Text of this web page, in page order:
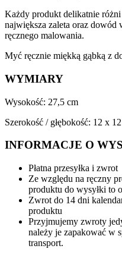
Każdy produkt delikatnie różni
największa zaleta oraz dowód
ręcznego malowania.
Myć ręcznie miękką gąbką z
WYMIARY
Wysokość: 27,5 cm
Szerokość / głębokość: 12 x
INFORMACJE O
Płatna przesyłka i zwrot
Ze względu na ręczny
produktu do wysyłki to
Zwrot do 14 dni
produktu
Przyjmujemy zwroty
należy je zapakować w
transport.